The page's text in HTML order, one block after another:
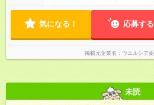
日7.5時間の勤務 ☆週3～5日の
気になる！ 応募する
掲載元企業名 ウエルシア
未読